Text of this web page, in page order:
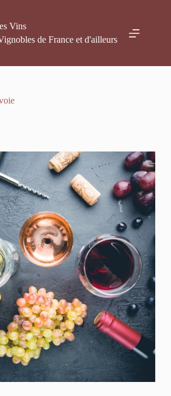
Vins
de France et d'ailleurs